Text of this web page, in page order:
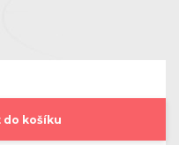
do košíku